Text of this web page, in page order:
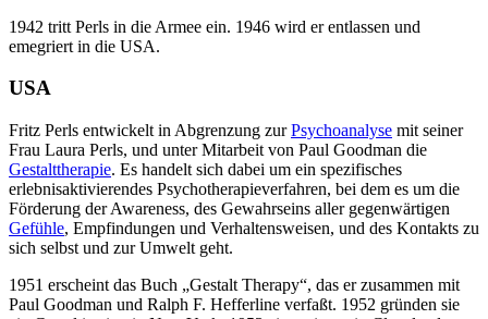
1942 tritt Perls in die Armee ein. 1946 wird er entlassen und
emegriert in die USA.
USA
Fritz Perls entwickelt in Abgrenzung zurPsychoanalyse mit seiner
Frau Laura Perls, und unter Mitarbeit von Paul Goodman die
Gestalttherapie. Es handelt sich dabei um ein spezifisches
erlebnisaktivierendes Psychotherapieverfahren, bei dem es um die
Förderung der Awareness, des Gewahrseins aller gegenwärtigen
Gefühle, Empfindungen und Verhaltensweisen, und des Kontakts zu
sich selbst und zur Umwelt geht.
1951 erscheint das Buch „Gestalt Therapy“, das er zusammen mit
Paul Goodman und Ralph F. Hefferline verfaßt. 1952 gründen sie